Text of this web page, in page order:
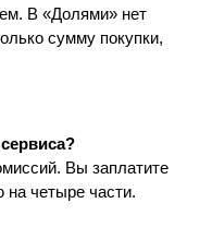
В «Долями» нет
сумму покупки,
Вы заплатите
на четыре части.